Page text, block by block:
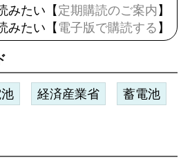
みたい【 定期購読のご案内 】
みたい【 電子版で購読する 】
経済産業省 蓄電池